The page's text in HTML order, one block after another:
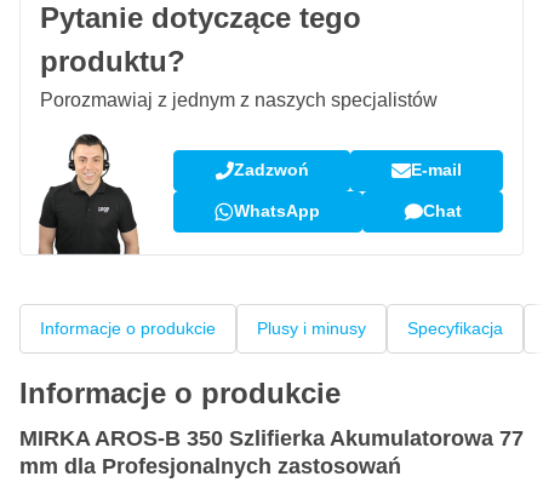
Pytanie dotyczące tego
produktu?
Porozmawiaj z jednym z naszych specjalistów
Zadzwoń E-mail
WhatsApp Chat
Informacje o produkcie Plusy i minusy Specyfikacja
Informacje o produkcie
MIRKA AROS-B 350 Szlifierka Akumulatorowa 77
mm dla Profesjonalnych zastosowań